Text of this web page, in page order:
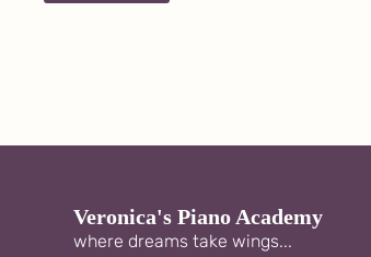
Veronica's Piano Academy
where dreams take wings...